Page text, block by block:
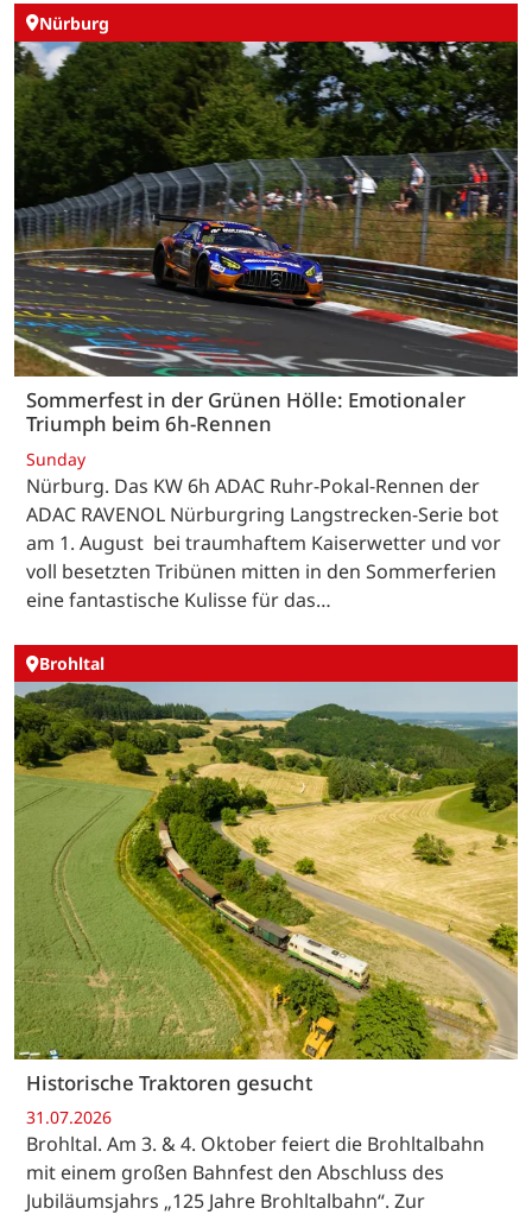
Nürburg
Sommerfest in der Grünen Hölle: Emotionaler
Triumph beim 6h-Rennen
Sunday
Nürburg. Das KW 6h ADAC Ruhr-Pokal-Rennen der
ADAC RAVENOL Nürburgring Langstrecken-Serie bot
am 1. August bei traumhaftem Kaiserwetter und vor
voll besetzten Tribünen mitten in den Sommerferien
eine fantastische Kulisse für das…
Brohltal
Historische Traktoren gesucht
31.07.2026
Brohltal. Am 3. & 4. Oktober feiert die Brohltalbahn
mit einem großen Bahnfest den Abschluss des
Jubiläumsjahrs „125 Jahre Brohltalbahn“. Zur